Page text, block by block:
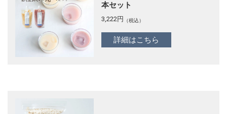
本セット
3,222円 （税込）
詳細はこちら